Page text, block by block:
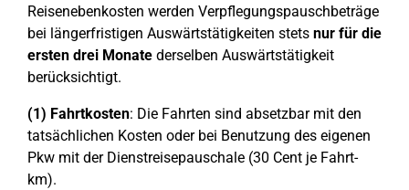
Reisenebenkosten werden Verpflegungspauschbeträge
bei längerfristigen Auswärtstätigkeiten stets nur für die
ersten drei Monate derselben Auswärtstätigkeit
berücksichtigt.
(1) Fahrtkosten: Die Fahrten sind absetzbar mit den
tatsächlichen Kosten oder bei Benutzung des eigenen
Pkw mit der Dienstreisepauschale (30 Cent je Fahrt-
km).